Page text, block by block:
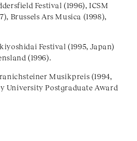
Festival (1996), ICSM
Brussels Ars Musica (1998),
Festival (1995, Japan)
(1996).
Musikpreis (1994,
University Postgraduate Award